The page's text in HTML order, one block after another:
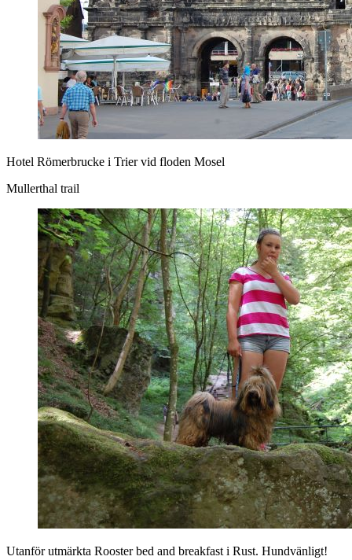
Hotel Römerbrucke i Trier vid floden Mosel
Mullerthal trail
Utanför utmärkta Rooster bed and breakfast i Rust. Hundvänligt!